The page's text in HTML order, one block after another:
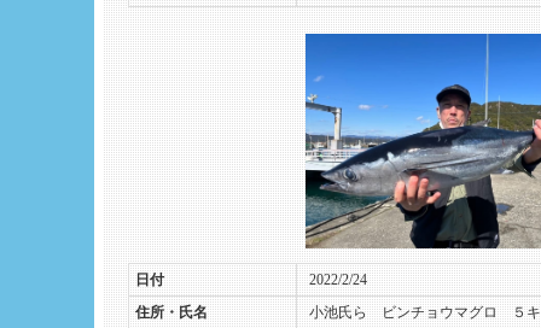
日付
2022/2/24
住所・氏名
小池氏ら ビンチョウマグロ ５